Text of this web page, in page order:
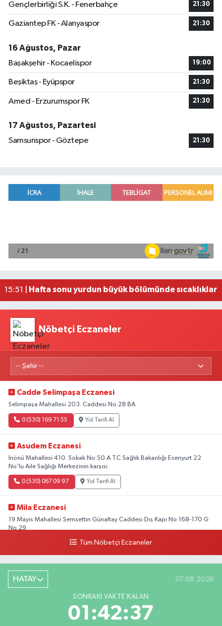
Gençlerbirliği S.K. - Fenerbahçe 21:30
Gaziantep FK - Alanyaspor 21:30
16 Ağustos, Pazar
Başakşehir - Kocaelispor
19:00
Beşiktaş - Eyüpspor 21:30
Amed - Erzurumspor FK 21:30
17 Ağustos, Pazartesi
Samsunspor - Göztepe
21:30
16:00 |
16:27 | Hatay'da TOKİ Sosyal Konut Anahtarları Teslim
Nöbetçi Eczaneler
Cadde Selimpaşa Eczanesi
Selimpaşa Mahallesi 203. Caddesi No:28 BA
0 (530) 169 71 55 Yol Tarifi Al
Asudem Eczanesi
İnönü Mahallesi 410. Sokak No:50 A T.C Sağlık Bakanlığı Esenyurt 22
No'lu Aile Sağlığı Merkezinin karşısı.
0 (530) 067 09 97 Yol Tarifi Al
Mila Eczanesi
19 Mayıs Mahallesi Şemsettin Günaltay Caddesi Dış Kapı No:168-170 G
No:29
Yol Tarifi Al
Kasımpaşa Eczanesi
Yahya Kahya Mahallesi Kasımpaşa Bostanı Sokak 18A Mutfak Ekipmanları
Satan Dükkanların Olduğu Caddede Denizbank'ın Karşısı, Albaraka'nın
Yol Tarifi Al
Tüm Nöbetçi Eczaneler
HATAY 07.08.2026
SONRAKI VAKTE KALAN
01:42:35